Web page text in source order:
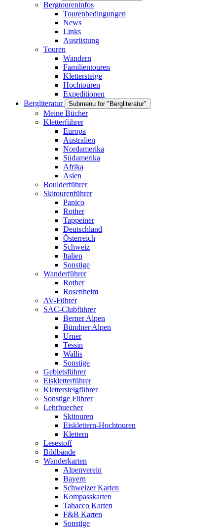
Bergtoureninfos
Tourenbedingungen
News
Links
Ausrüstung
Touren
Wandern
Familientouren
Klettersteige
Hochtouren
Expeditionen
Bergliteratur
Submenu for "Bergliteratur"
Meine Bücher
Kletterführer
Europa
Australien
Nordamerika
Südamerika
Afrika
Asien
Boulderführer
Skitourenführer
Panico
Rother
Tappeiner
Deutschland
Österreich
Schweiz
Italien
Sonstige
Wanderführer
Rother
Rosenheim
AV-Führer
SAC-Clubführer
Berner Alpen
Bündner Alpen
Urner
Tessin
Wallis
Sonstige
Gebietsführer
Eiskletterführer
Klettersteigführer
Sonstige Führer
Lehrbuecher
Skitouren
Eisklettern-Hochtouren
Klettern
Lesestoff
Bildbände
Wanderkarten
Alpenverein
Bayern
Schweizer Karten
Kompasskarten
Tabacco Karten
F&B Karten
Sonstige